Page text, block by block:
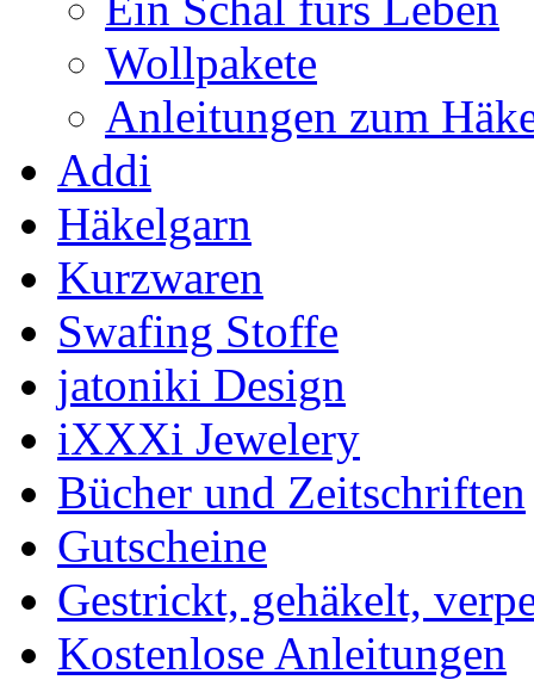
Wollpakete
Anleitungen zum
Addi
Häkelgarn
Kurzwaren
Swafing Stoffe
jatoniki Design
iXXXi Jewelery
Bücher und Zeitschriften
Gutscheine
Gestrickt, gehäkelt,
Kostenlose Anleitungen